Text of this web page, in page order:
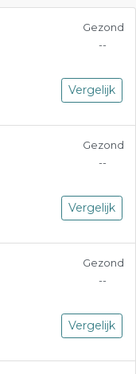
Gezond
--
Vergelijk
Gezond
--
Vergelijk
Gezond
--
Vergelijk